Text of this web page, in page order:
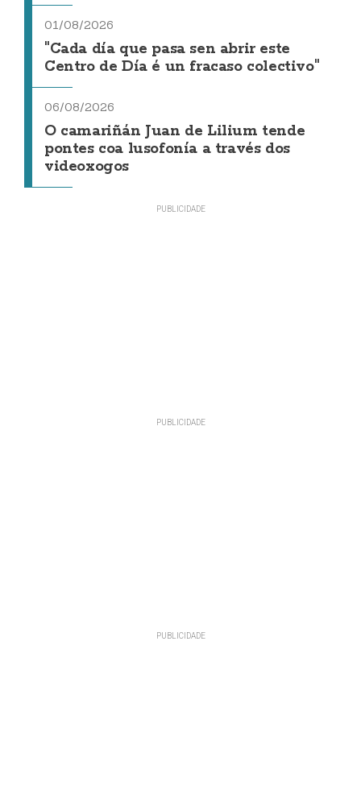
01/08/2026
"Cada día que pasa sen abrir este
Centro de Día é un fracaso colectivo"
06/08/2026
O camariñán Juan de Lilium tende
pontes coa lusofonía a través dos
videoxogos